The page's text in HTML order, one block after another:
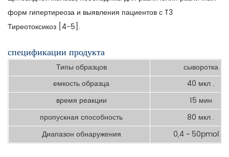
форм гипертиреоза и выявления пациентов с T3
Тиреотоксикоз [4-5].
спецификации продукта
Типы образцов
сыворотка
емкость образца
40 мкл .
время реакции
15 мин
пропускная способность
80 мкл .
Диапазон обнаружения
0,4 ~ 50pmol / l